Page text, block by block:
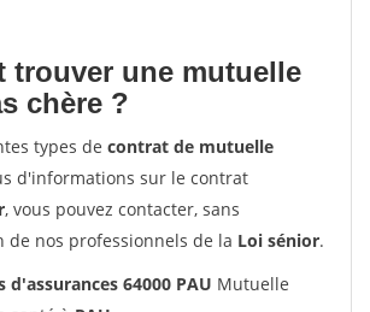
trouver une mutuelle
chère ?
types de contrat de mutuelle
d'informations sur le contrat
, vous pouvez contacter, sans
de nos professionnels de la Loi sénior.
d'assurances 64000 PAU Mutuelle